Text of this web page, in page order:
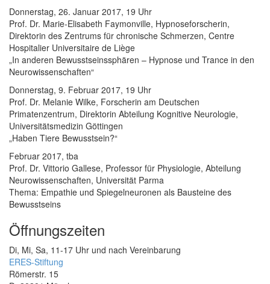
Donnerstag, 26. Januar 2017, 19 Uhr
Prof. Dr. Marie-Elisabeth Faymonville, Hypnoseforscherin,
Direktorin des Zentrums für chronische Schmerzen, Centre
Hospitalier Universitaire de Liège
„In anderen Bewusstseinssphären – Hypnose und Trance in den
Neurowissenschaften“
Donnerstag, 9. Februar 2017, 19 Uhr
Prof. Dr. Melanie Wilke, Forscherin am Deutschen
Primatenzentrum, Direktorin Abteilung Kognitive Neurologie,
Universitätsmedizin Göttingen
„Haben Tiere Bewusstsein?“
Februar 2017, tba
Prof. Dr. Vittorio Gallese, Professor für Physiologie, Abteilung
Neurowissenschaften, Universität Parma
Thema: Empathie und Spiegelneuronen als Bausteine des
Bewusstseins
Öffnungszeiten
Di, Mi, Sa, 11-17 Uhr und nach Vereinbarung
ERES-Stiftung
Römerstr. 15